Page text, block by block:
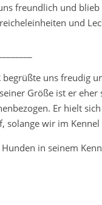
freundlich und blieb
und
begrüßte uns freudig
Größe ist er eher
Er hielt
solange wir im Kennel
in seinem